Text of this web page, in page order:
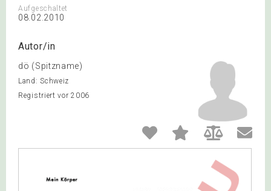
Aufgeschaltet
08.02.2010
Autor/in
dö (Spitzname)
Land: Schweiz
Registriert vor 2006